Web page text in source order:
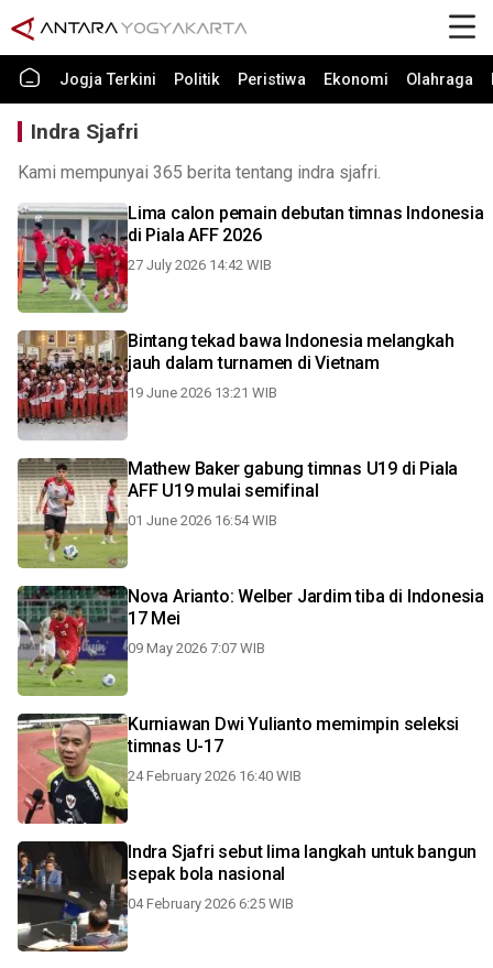
Jogja Terkini Politik Peristiwa Ekonomi Olahraga
Indra Sjafri
Kami mempunyai 365 berita tentang indra sjafri.
Lima calon pemain debutan timnas Indonesia
di Piala AFF 2026
27 July 2026 14:42 WIB
Bintang tekad bawa Indonesia melangkah
jauh dalam turnamen di Vietnam
19 June 2026 13:21 WIB
Mathew Baker gabung timnas U19 di Piala
AFF U19 mulai semifinal
01 June 2026 16:54 WIB
Nova Arianto: Welber Jardim tiba di Indonesia
17 Mei
09 May 2026 7:07 WIB
Kurniawan Dwi Yulianto memimpin seleksi
timnas U-17
24 February 2026 16:40 WIB
Indra Sjafri sebut lima langkah untuk bangun
sepak bola nasional
04 February 2026 6:25 WIB